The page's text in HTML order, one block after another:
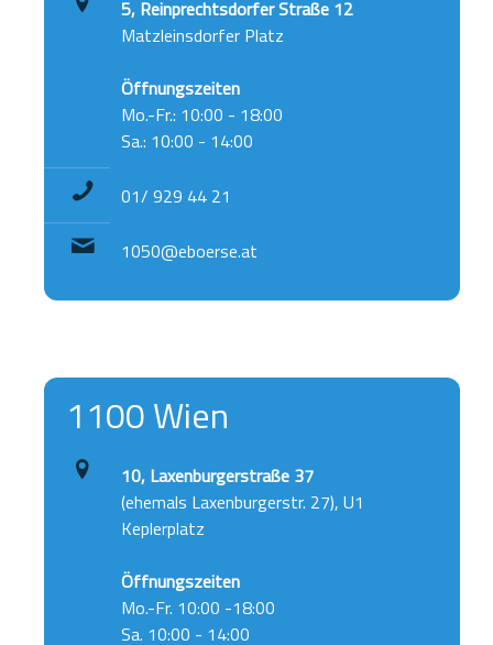
5, Reinprechtsdorfer Straße 12
Matzleinsdorfer Platz
Öffnungszeiten
Mo.-Fr.: 10:00 - 18:00
Sa.: 10:00 - 14:00
01/ 929 44 21
1050@eboerse.at
1100 Wien
10, Laxenburgerstraße 37
(ehemals Laxenburgerstr. 27), U1
Keplerplatz
Öffnungszeiten
Mo.-Fr. 10:00 -18:00
Sa. 10:00 - 14:00